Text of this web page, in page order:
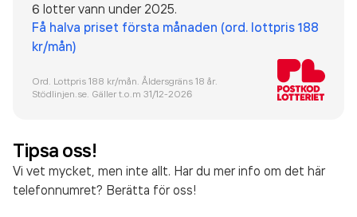
6 lotter vann under 2025.
Få halva priset första månaden (ord. lottpris 188
kr/mån)
Ord. Lottpris 188 kr/mån. Åldersgräns 18 år.
Stödlinjen.se. Gäller t.o.m 31/12-2026
Tipsa oss!
Vi vet mycket, men inte allt. Har du mer info om det här
telefonnumret? Berätta för oss!